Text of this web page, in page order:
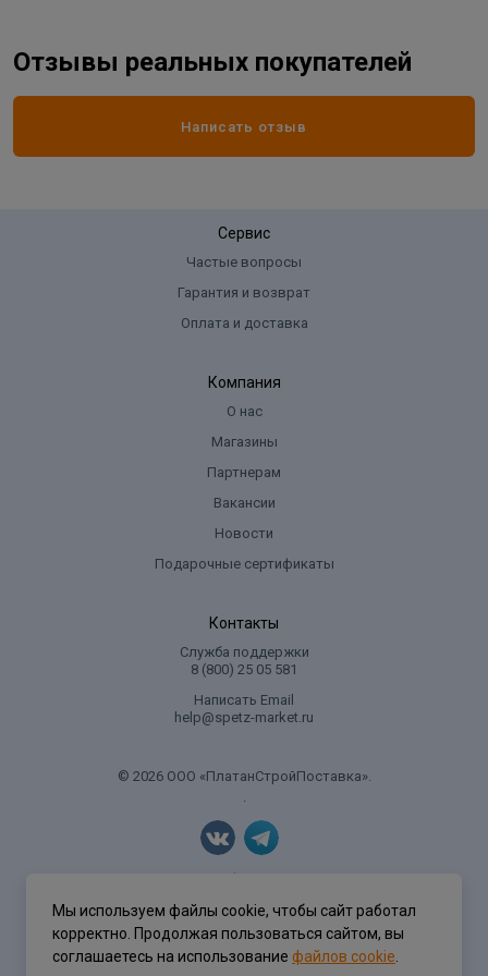
Отзывы реальных покупателей
Написать отзыв
Сервис
Частые вопросы
Гарантия и возврат
Оплата и доставка
Компания
О нас
Магазины
Партнерам
Вакансии
Новости
Подарочные сертификаты
Контакты
Служба поддержки
8 (800) 25 05 581
Написать Email
help@spetz-market.ru
© 2026 ООО «ПлатанСтройПоставка».
.
Политика конфиденциальности
Мы используем файлы cookie, чтобы сайт работал
корректно. Продолжая пользоваться сайтом, вы
соглашаетесь на использование файлов cookie